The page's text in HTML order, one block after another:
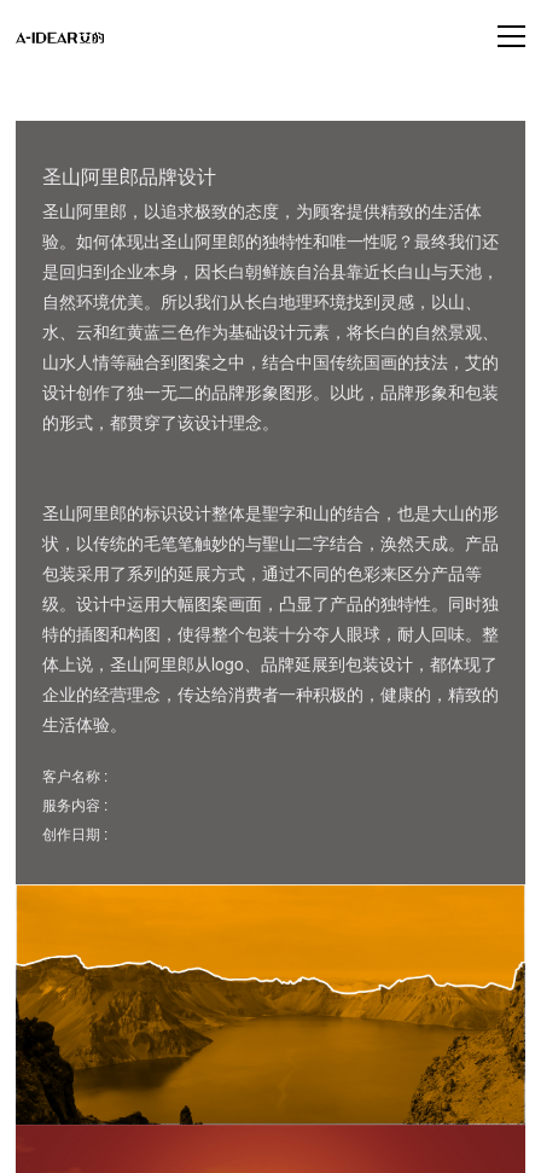
圣山阿里郎品牌设计
圣山阿里郎，以追求极致的态度，为顾客提供精致的生活体
验。如何体现出圣山阿里郎的独特性和唯一性呢？最终我们还
是回归到企业本身，因长白朝鲜族自治县靠近长白山与天池，
自然环境优美。所以我们从长白地理环境找到灵感，以山、
水、云和红黄蓝三色作为基础设计元素，将长白的自然景观、
山水人情等融合到图案之中，结合中国传统国画的技法，艾的
设计创作了独一无二的品牌形象图形。以此，品牌形象和包装
的形式，都贯穿了该设计理念。
圣山阿里郎的标识设计整体是聖字和山的结合，也是大山的形
状，以传统的毛笔笔触妙的与聖山二字结合，涣然天成。产品
包装采用了系列的延展方式，通过不同的色彩来区分产品等
级。设计中运用大幅图案画面，凸显了产品的独特性。同时独
特的插图和构图，使得整个包装十分夺人眼球，耐人回味。整
体上说，圣山阿里郎从logo、品牌延展到包装设计，都体现了
企业的经营理念，传达给消费者一种积极的，健康的，精致的
生活体验。
客户名称 :
服务内容 :
创作日期 :